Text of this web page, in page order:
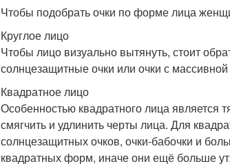
Чтобы подобрать очки по форме лица
Круглое лицо
Чтобы лицо визуально вытянуть, стоит
солнцезащитные очки или очки с
Квадратное лицо
Особенностью квадратного лица является
смягчить и удлинить черты лица. Для
солнцезащитных очков, очки-бабочки и
квадратных форм, иначе они ещё больше